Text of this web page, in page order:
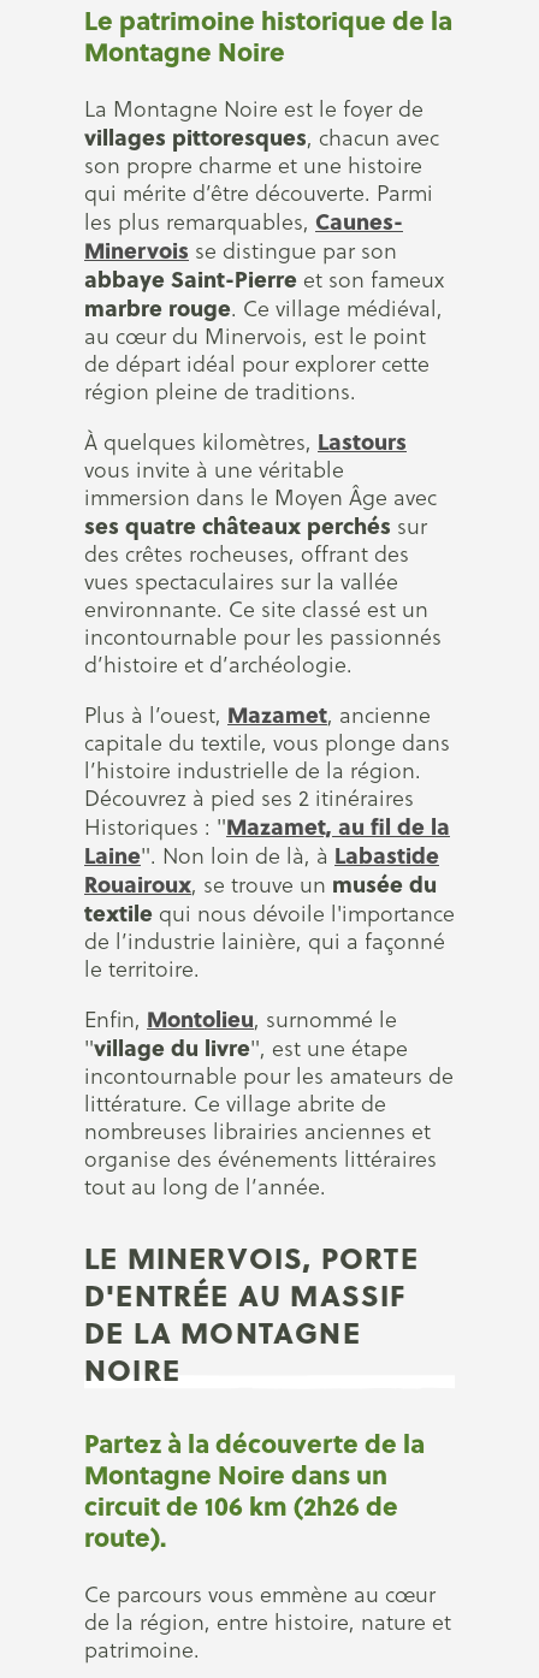
Le patrimoine historique de la
Montagne Noire
La Montagne Noire est le foyer de
villages pittoresques, chacun avec
son propre charme et une histoire
qui mérite d’être découverte. Parmi
les plus remarquables, Caunes-
Minervois se distingue par son
abbaye Saint-Pierre et son fameux
marbre rouge. Ce village médiéval,
au cœur du Minervois, est le point
de départ idéal pour explorer cette
région pleine de traditions.
À quelques kilomètres, Lastours
vous invite à une véritable
immersion dans le Moyen Âge avec
ses quatre châteaux perchés sur
des crêtes rocheuses, offrant des
vues spectaculaires sur la vallée
environnante. Ce site classé est un
incontournable pour les passionnés
d’histoire et d’archéologie.
Plus à l’ouest, Mazamet, ancienne
capitale du textile, vous plonge dans
l’histoire industrielle de la région.
Découvrez à pied ses 2 itinéraires
Historiques : "Mazamet, au fil de la
Laine". Non loin de là, à Labastide
Rouairoux, se trouve un musée du
textile qui nous dévoile l'importance
de l’industrie lainière, qui a façonné
le territoire.
Enfin, Montolieu, surnommé le
"village du livre", est une étape
incontournable pour les amateurs de
littérature. Ce village abrite de
nombreuses librairies anciennes et
organise des événements littéraires
tout au long de l’année.
LE MINERVOIS, PORTE
D'ENTRÉE AU MASSIF
DE LA MONTAGNE
NOIRE
Partez à la découverte de la
Montagne Noire dans un
circuit de 106 km (2h26 de
route).
Ce parcours vous emmène au cœur
de la région, entre histoire, nature et
patrimoine.